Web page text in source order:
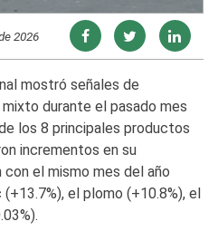
2026
mostró señales de
durante el pasado mes
los 8 principales productos
incrementos en su
el mismo mes del año
el plomo (+10.8%), el